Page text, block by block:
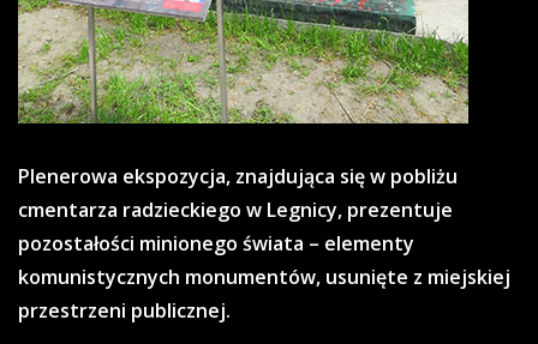
Plenerowa ekspozycja, znajdująca się w pobliżu
cmentarza radzieckiego w Legnicy, prezentuje
pozostałości minionego świata – elementy
komunistycznych monumentów, usunięte z miejskiej
przestrzeni publicznej.